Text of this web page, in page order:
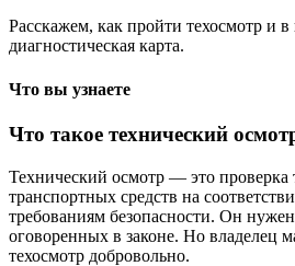
Расскажем, как пройти техосмотр и
диагностическая карта.
Что вы узнаете
Что такое технический
Технический осмотр — это проверка
транспортных средств на
требованиям безопасности. Он нужен
оговоренных в законе. Но владелец
техосмотр добровольно.